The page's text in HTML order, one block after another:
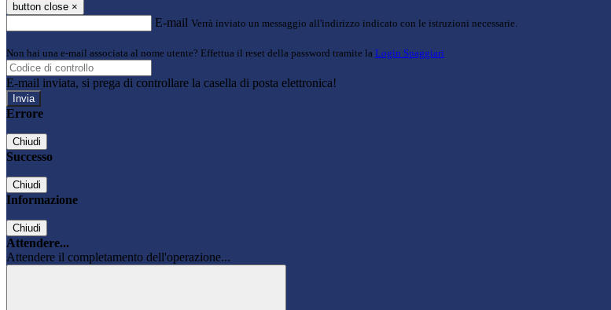
button close ×
E-mail Verrà inviato un messaggio all'indirizzo indicato con le istruzioni necessarie.
Non hai una e-mail associata al nome utente? Effettua il reset della password tramite la Login Spaggiari
E-mail inviata, si prega di controllare la casella di posta elettronica!
Errore
Chiudi
Successo
Chiudi
Informazione
Chiudi
Attendere...
Attendere il completamento dell'operazione...